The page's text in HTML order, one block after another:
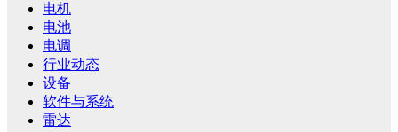
电机
电池
电调
行业动态
设备
软件与系统
雷达